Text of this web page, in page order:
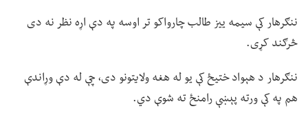
ننګرهار کې سیمه ییز طالب چارواکو تر اوسه په دې اړه نظر نه دی
څرګند کړی.
ننګرهار د هېواد ختیځ کې یو له هغه ولایتونو دی، چې له دې وړاندې
هم په کې ورته پېښې رامنځ ته شوې دي.